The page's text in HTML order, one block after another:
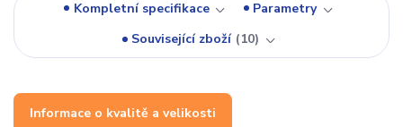
Kompletní specifikace
Parametry
Související zboží
10
Informace o kvalitě a velikosti